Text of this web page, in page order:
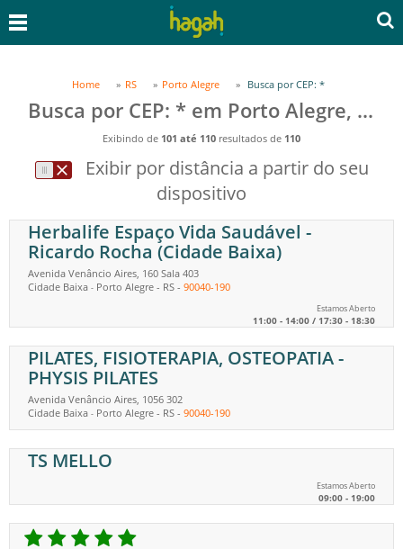
Home RS Porto Alegre Busca por CEP: *
Busca por CEP: * em Porto Alegre, RS
Exibindo de 101 até 110 resultados de 110
Exibir por distância a partir do seu
dispositivo
Herbalife Espaço Vida Saudável -
Ricardo Rocha (Cidade Baixa)
Avenida Venâncio Aires, 160 Sala 403
Cidade Baixa - Porto Alegre - RS - 90040-190
Estamos Aberto
11:00 - 14:00 / 17:30 - 18:30
PILATES, FISIOTERAPIA, OSTEOPATIA -
PHYSIS PILATES
Avenida Venâncio Aires, 1056 302
Cidade Baixa - Porto Alegre - RS - 90040-190
TS MELLO
Estamos Aberto
09:00 - 19:00